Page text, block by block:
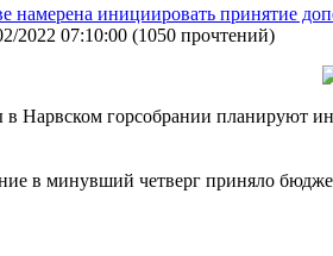
намерена инициировать принятие
2022 07:10:00 (1050 прочтений)
Нарвском горсобрании планируют
в минувший четверг приняло